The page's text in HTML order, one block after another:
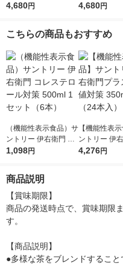
５００ｍｌＰＥＴ 1箱
4,680円
ア 緑茶 350ml
4,680円
こちらの商品もおすすめ
（機能性表示食品）サ
ントリー 伊右衛門 コ
レステロール対策 500
1,098円
【機能性表
ントリー 伊
ラス 血糖値対
4,276円
商品説明
【賞味期限】
商品の発送時点で、賞味期限
す。
【商品説明】
●多様な茶をブレンドするこ